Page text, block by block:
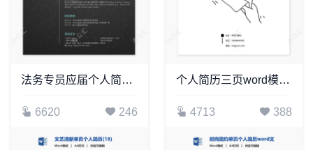
法务专员应届个人简历Word模板
6620 246
个人简历三页word模板封面自荐信(22)
4713 388